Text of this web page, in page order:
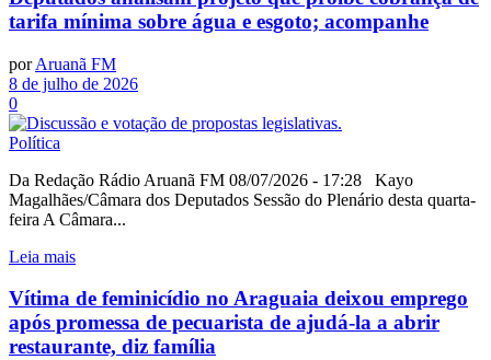
tarifa mínima sobre água e esgoto; acompanhe
por Aruanã FM
8 de julho de 2026
0
Política
Da Redação Rádio Aruanã FM 08/07/2026 - 17:28 Kayo
Magalhães/Câmara dos Deputados Sessão do Plenário desta quarta-
feira A Câmara...
Leia mais
Vítima de feminicídio no Araguaia deixou emprego
após promessa de pecuarista de ajudá-la a abrir
restaurante, diz família